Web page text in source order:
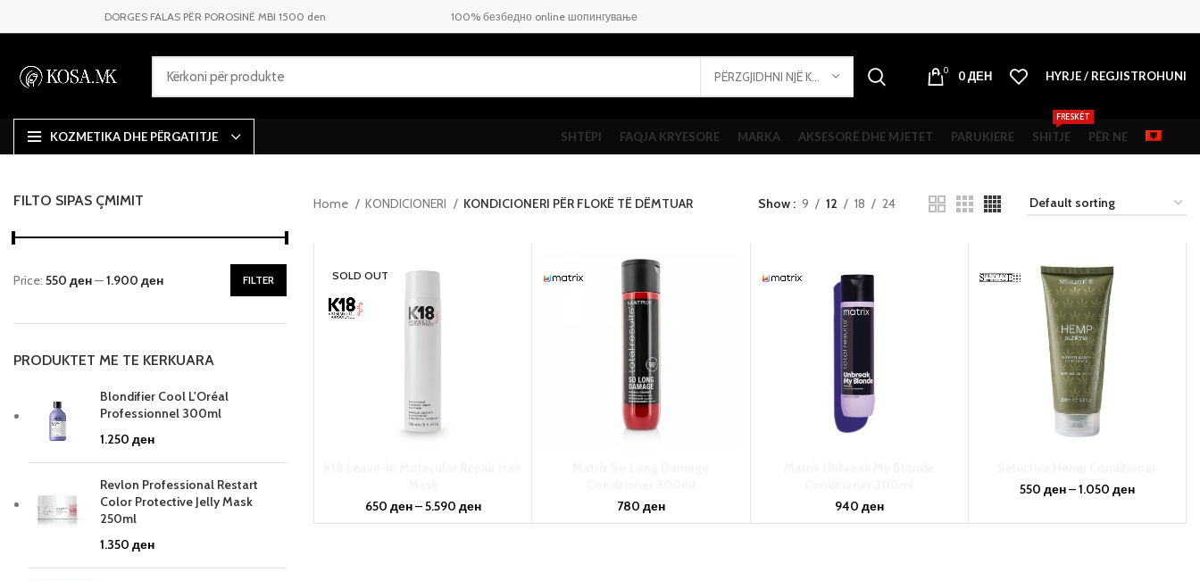
DORGES FALAS PËR POROSINË MBI 1500 den 100% безбедно online шопингување
0 0ДЕН HYRJE / REGJISTROHUNI
KOZMETIKA DHE PËRGATITJE SHTËPI FAQJA KRYESORE MARKA AKSESORË DHE MJETET PARUKIERE SHITJE
FRESKËT
PËR NE
FILTO SIPAS ÇMIMIT
FILTER
Price: 550 ден—1.900 ден
PRODUKTET ME TE KERKUARA
Blondifier Cool L'Oréal
Professionnel 300ml
1.250 ден
Revlon Professional Restart
Color Protective Jelly Mask
250ml
1.350 ден
Home KONDICIONERI KONDICIONERI PËR FLOKË TË DËMTUAR Show 9 12 18 24
SOLD OUT
650 ден–5.590 ден
780 ден
940 ден
550 ден–1.050 ден